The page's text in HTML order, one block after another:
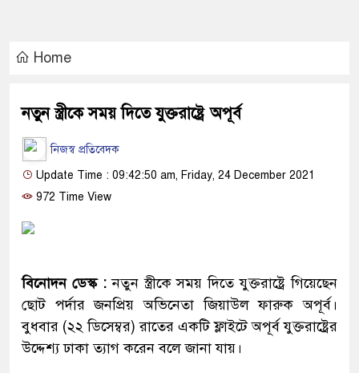
Home
নতুন স্ত্রীকে সময় দিতে যুক্তরাষ্ট্রে অপূর্ব
নিজস্ব প্রতিবেদক
Update Time : 09:42:50 am, Friday, 24 December 2021
972 Time View
বিনোদন ডেস্ক :নতুন স্ত্রীকে সময় দিতে যুক্তরাষ্ট্রে গিয়েছেন
ছোট পর্দার জনপ্রিয় অভিনেতা জিয়াউল ফারুক অপূর্ব।
বুধবার (২২ ডিসেম্বর) রাতের একটি ফ্লাইটে অপূর্ব যুক্তরাষ্ট্রের
উদ্দেশ্য ঢাকা ত্যাগ করেন বলে জানা যায়।